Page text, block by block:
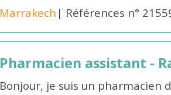
Marrakech | Références n°
Pharmacien assistant -
Bonjour, je suis un pharmacien